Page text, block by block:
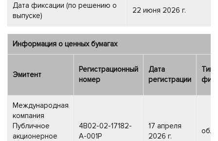
Дата фиксации (по решению о
выпуске)
22 июня 2026 г.
Информация о ценных бумагах
Эмитент
Регистрационный
номер
Дата
регистрации
Тип
Международная
компания
Публичное
акционерное
4B02-02-17182-
A-001P
17 апреля
2026 г.